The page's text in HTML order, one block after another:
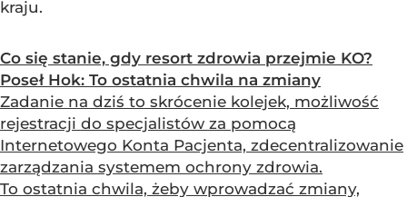
kraju.
Co się stanie, gdy resort zdrowia przejmie KO?
Poseł Hok: To ostatnia chwila na zmiany
Zadanie na dziś to skrócenie kolejek, możliwość
rejestracji do specjalistów za pomocą
Internetowego Konta Pacjenta, zdecentralizowanie
zarządzania systemem ochrony zdrowia.
To ostatnia chwila, żeby wprowadzać zmiany,